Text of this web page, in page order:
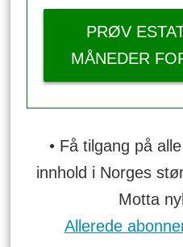
PRØV
MÅNEDER
• Få tilgang på
innhold i Norges
Motta
Allerede